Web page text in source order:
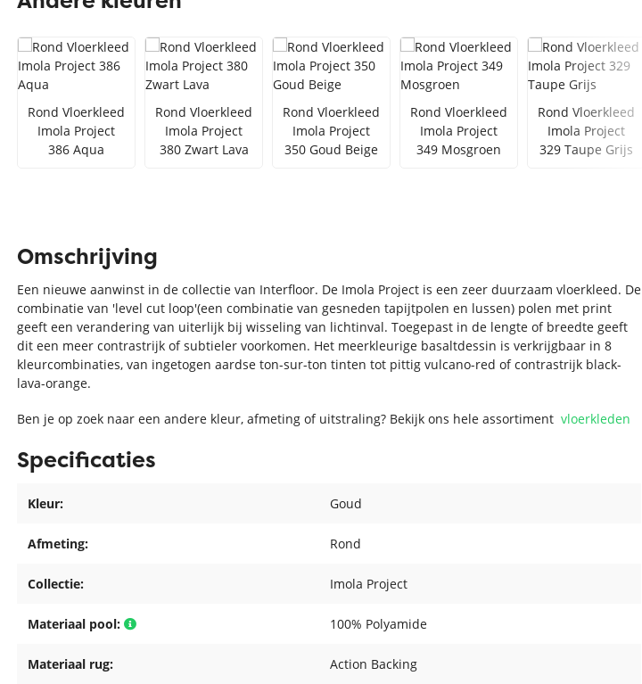
Vloerkleed zwart wit
Toon alles Soorten
Toon alles Afmetingen
Toon alles Merken
Rond Vloerkleed
Imola Project
386 Aqua
Rond Vloerkleed
Imola Project
380 Zwart Lava
Rond Vloerkleed
Imola Project
350 Goud Beige
Rond Vloerkleed
Imola Project
349 Mosgroen
Rond Vloerkleed
Imola Project
329 Taupe Grijs
Omschrijving
Een nieuwe aanwinst in de collectie van Interfloor. De Imola Project is een zeer duurzaam vloerkleed. De
combinatie van 'level cut loop'(een combinatie van gesneden tapijtpolen en lussen) polen met print
geeft een verandering van uiterlijk bij wisseling van lichtinval. Toegepast in de lengte of breedte geeft
dit een meer contrastrijk of subtieler voorkomen. Het meerkleurige basaltdessin is verkrijgbaar in 8
kleurcombinaties, van ingetogen aardse ton-sur-ton tinten tot pittig vulcano-red of contrastrijk black-
lava-orange.
Ben je op zoek naar een andere kleur, afmeting of uitstraling? Bekijk ons hele assortimentvloerkleden
Specificaties
Kleur: Goud
Afmeting: Rond
Collectie: Imola Project
Materiaal pool: 100% Polyamide
Materiaal rug: Action Backing